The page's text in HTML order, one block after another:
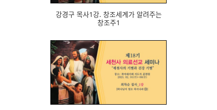
강경구 목사1강. 창조세계가 알려주는
창조주1
692